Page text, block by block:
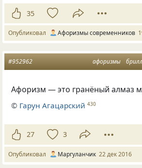
35
Опубликовал Афоризмы современников
афоризмы
#952962
Афоризм — это гранёный алмаз
© Гарун Агацарский 430
27 3
Опубликовал Маргуланчик 22 дек 2016